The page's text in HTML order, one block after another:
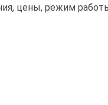
цены, режим